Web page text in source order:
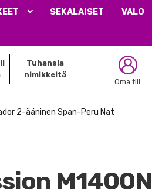
SEKALAISET VALO
Oma tili
Tuhansia
nimikkeitä
2-ääninen Span-Peru Nat
M1400N